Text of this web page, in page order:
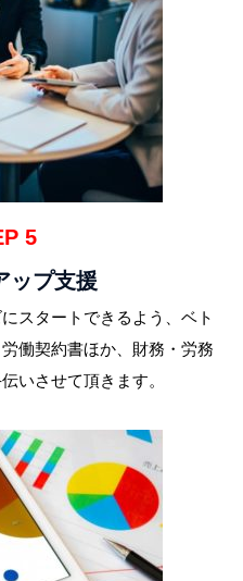
5
ップ支援
スタートできるよう、ベト
働契約書ほか、財務・労務
いさせて頂きます。